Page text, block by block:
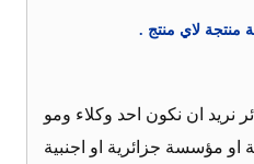
لاي منتج .
نريد ان نكون احد وكلاء ومو
مؤسسة جزائرية او اجنبية